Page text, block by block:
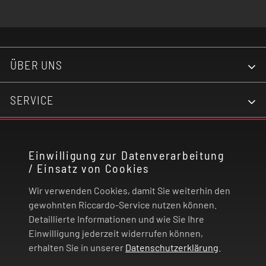
Einwilligung zur Datenverarbeitung
/ Einsatz von Cookies
Wir verwenden Cookies, damit Sie weiterhin den
gewohnten Riccardo-Service nutzen können.
Detaillierte Informationen und wie Sie Ihre
Einwilligung jederzeit widerrufen können,
erhalten Sie in unserer Datenschutzerklärung
ÜBER UNS
SERVICE
RECHTLICHES
ZAHLUNG UND VERSAND
VERTRAG WIDERRUFEN